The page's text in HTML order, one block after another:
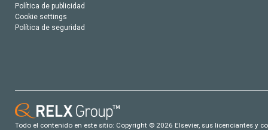
Política de publicidad
Cookie settings
Política de seguridad
Todo el contenido en este sitio: Copyright © 2026 Elsevier, sus licenciantes y